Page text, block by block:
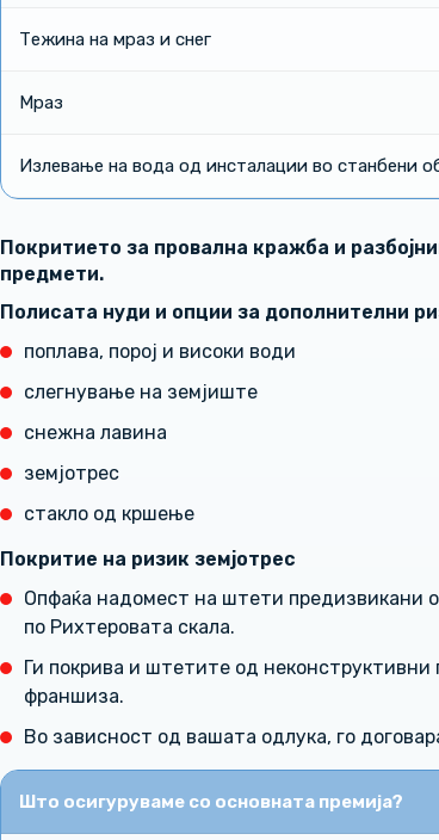
Тежина на мраз и снег
Мраз
Излевање на вода од инсталации во станбени
Покритието за провална кражба и
предмети.
Полисата нуди и опции за дополнителни
поплава, порој и високи води
слегнување на земјиште
снежна лавина
земјотрес
стакло од кршење
Покритие на ризик земјотрес
Опфаќа надомест на штети предизвикани
по Рихтеровата скала.
Ги покрива и штетите од неконструктивни
франшиза.
Во зависност од вашата одлука, го
Што осигуруваме со основната премија?